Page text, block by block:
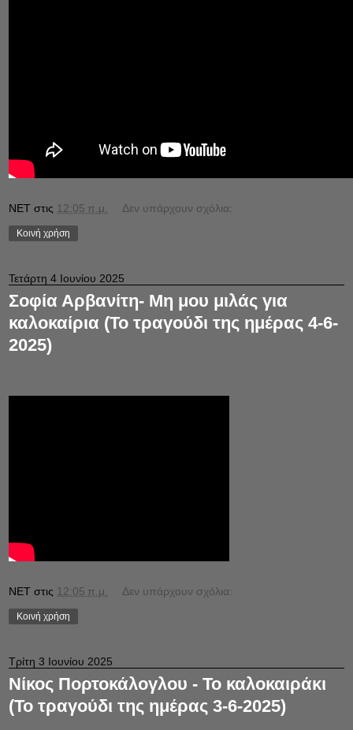
NET στις 12:05 π.μ. Δεν υπάρχουν σχόλια:
Κοινή χρήση
Τετάρτη 4 Ιουνίου 2025
Σοφία Αρβανίτη- Μη μου μιλάς για
καλοκαίρια (Το τραγούδι της ημέρας 4-6-
2025)
NET στις 12:05 π.μ. Δεν υπάρχουν σχόλια:
Κοινή χρήση
Τρίτη 3 Ιουνίου 2025
Νίκος Πορτοκάλογλου - Το καλοκαιράκι
(Το τραγούδι της ημέρας 3-6-2025)